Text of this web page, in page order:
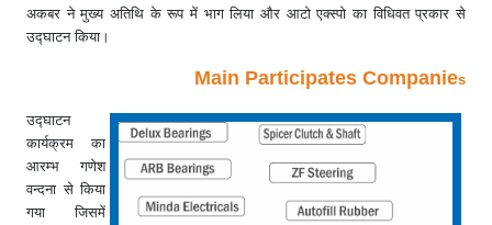
अकबर ने मुख्य अतिथि के रूप में भाग लिया और आटो एक्स्पो का विधिवत प्रकार से
उद्घाटन किया।
Main Participates Companies
उद्घाटन
कार्यक्रम का
आरम्भ गणेश
वन्दना से किया
गया जिसमें